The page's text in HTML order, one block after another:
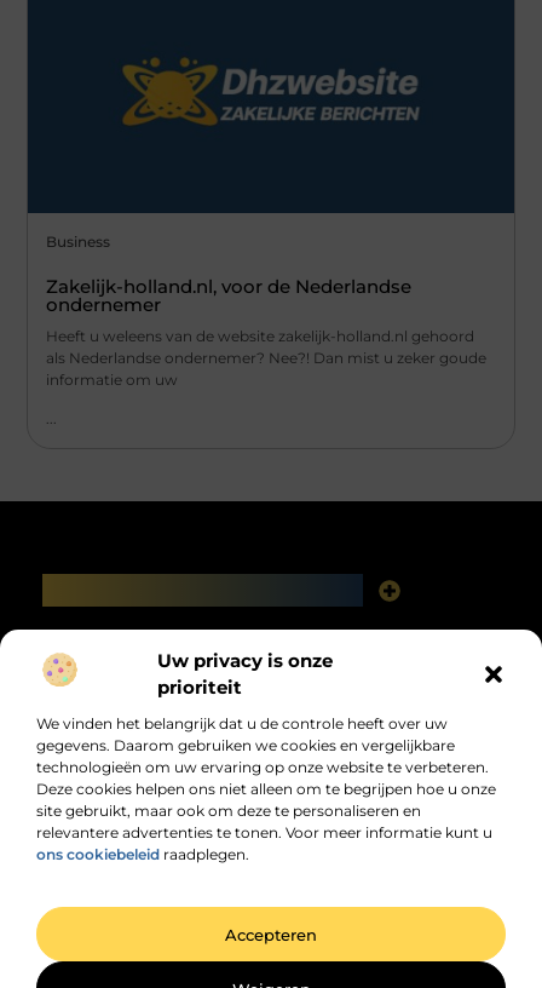
Uw privacy is onze
prioriteit
We vinden het belangrijk dat u de controle heeft over uw
gegevens. Daarom gebruiken we cookies en vergelijkbare
technologieën om uw ervaring op onze website te verbeteren.
Deze cookies helpen ons niet alleen om te begrijpen hoe u onze
site gebruikt, maar ook om deze te personaliseren en
relevantere advertenties te tonen. Voor meer informatie kunt u
ons cookiebeleid raadplegen.
Accepteren
Business
Zakelijk-holland.nl, voor de Nederlandse
ondernemer
Heeft u weleens van de website zakelijk-holland.nl gehoord
als Nederlandse ondernemer? Nee?! Dan mist u zeker goude
informatie om uw
...
Jouw dagelijkse bron van inspiratie en
dagelijks verder helpen.
@2025 All Right Reserved. Design by